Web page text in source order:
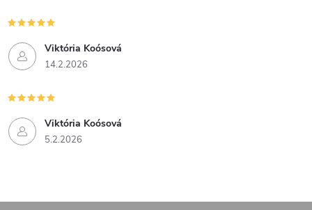
Viktória Koósová
14.2.2026
Viktória Koósová
5.2.2026